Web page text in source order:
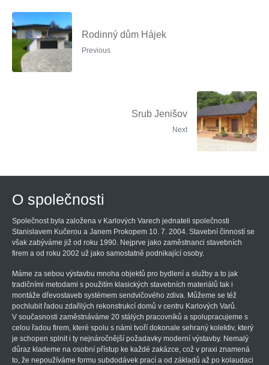
Rodinný dům Hájek
Previous
Srub Jenišov
Next
O společnosti
Společnost byla založena v Karlových Varech jednateli společnosti
Stanislavem Kučerou a Janem Prokopem 10. 7. 2004. Stavební činností se
však zabýváme již od roku 1990. Nejprve jako zaměstnanci stavebních
firem a od roku 2002 už jako samostatně podnikající osoby.
Máme za sebou výstavbu mnoha objektů pro bydlení a služby a to jak
tradičními metodami s použitím klasických stavebních materiálů tak i
montáže dřevostaveb systémem sendvičového zdiva. Můžeme se též
pochlubit řadou zdařilých rekonstrukcí domů v centru Karlových Varů.
V současnosti zaměstnáváme 20 stálých pracovníků a spolupracujeme s
celou řadou firem, které spolu s námi tvoří dokonale sehraný kolektiv, který
je schopen splnit i ty nejnáročnější požadavky moderní výstavby. Nemalý
důraz klademe na osobní přístup ke každé zakázce, což v praxi znamená
to, že nepoužíváme formu subdodávek prací a od základů až po kolaudaci